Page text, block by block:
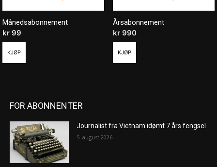
Månedsabonnement
kr 99
KJØP
Årsabonnement
kr990
KJØP
FOR ABONNENTER
Journalist fra Vietnam idømt 7 års fengsel
5. august 2026